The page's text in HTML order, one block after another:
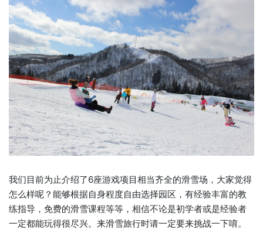
我们目前为止介绍了6座游戏项目相当齐全的滑雪场，大家觉得
怎么样呢？能够根据自身程度自由选择园区，有经验丰富的教
练指导，免费的滑雪课程等等，相信不论是初学者或是经验者
一定都能玩得很尽兴。来滑雪旅行时请一定要来挑战一下唷。